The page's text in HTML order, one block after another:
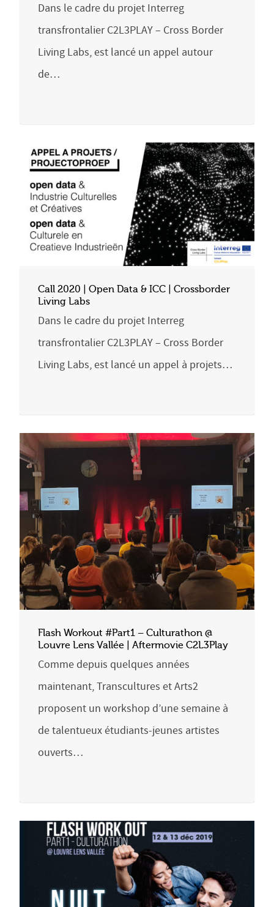
Dans le cadre du projet Interreg
transfrontalier C2L3PLAY – Cross Border
Living Labs, est lancé un appel autour
de…
Call 2020 | Open Data & ICC | Crossborder
Living Labs
Dans le cadre du projet Interreg
transfrontalier C2L3PLAY – Cross Border
Living Labs, est lancé un appel à projets…
Flash Workout #Part1 – Culturathon @
Louvre Lens Vallée | Aftermovie C2L3Play
Comme depuis quelques années
maintenant, Transcultures et Arts2
proposent un workshop d’une semaine à
de talentueux étudiants-jeunes artistes
ouverts…